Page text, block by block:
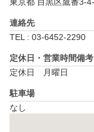
連絡先
TEL : 03-6452-2290
定休日・営業時間備考
定休日　月曜日
駐車場
なし